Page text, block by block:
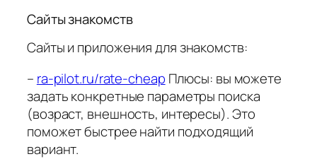
Сайты знакомств
Сайты и приложения для знакомств:
– ra-pilot.ru/rate-cheap Плюсы: вы можете
задать конкретные параметры поиска
(возраст, внешность, интересы). Это
поможет быстрее найти подходящий
вариант.